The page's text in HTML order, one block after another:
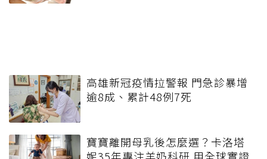
高雄新冠疫情拉警報 門急診暴增
逾8成、累計48例7死
寶寶離開母乳後怎麼選？卡洛塔
妮35年專注羊奶科研 用全球實證